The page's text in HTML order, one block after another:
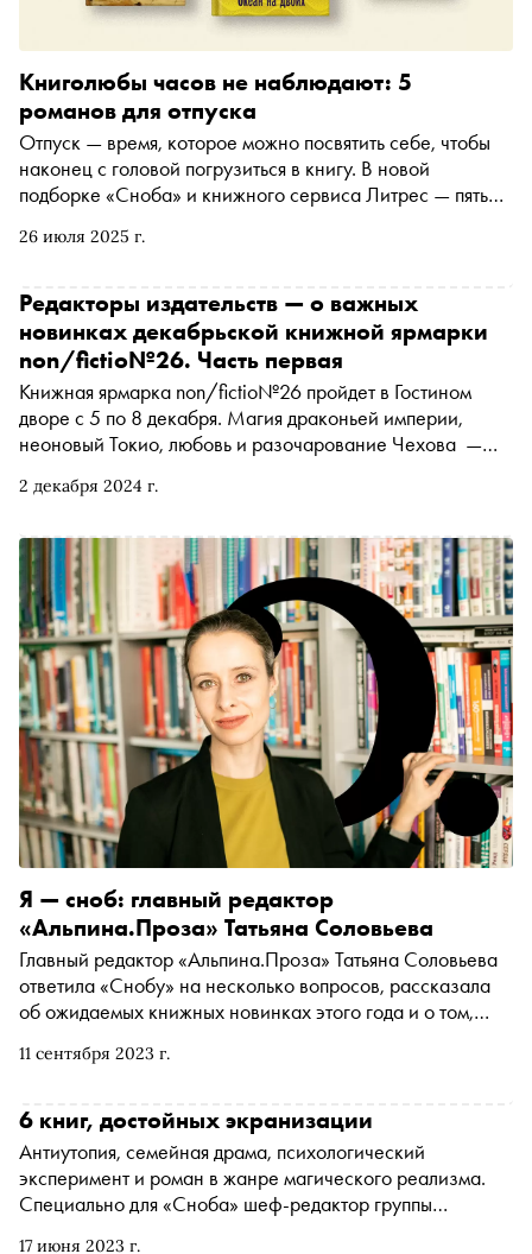
26 июля 2025 г.
Книголюбы часов не наблюдают: 5
романов для отпуска
Отпуск — время, которое можно посвятить себе, чтобы
наконец с головой погрузиться в книгу. В новой
подборке «Сноба» и книжного сервиса Литрес — пять
2 декабря 2024 г.
Редакторы издательств — о важных
новинках декабрьской книжной ярмарки
non/fictio№26. Часть первая
Книжная ярмарка non/fictio№26 пройдет в Гостином
дворе с 5 по 8 декабря. Магия драконьей империи,
неоновый Токио, любовь и разочарование Чехова —
российских издательств рассказать о ключевых
11 сентября 2023 г.
Я — сноб: главный редактор
«Альпина.Проза» Татьяна Соловьева
Главный редактор «Альпина.Проза» Татьяна Соловьева
ответила «Снобу» на несколько вопросов, рассказала
об ожидаемых книжных новинках этого года и о том,
17 июня 2023 г.
6 книг, достойных экранизации
Антиутопия, семейная драма, психологический
эксперимент и роман в жанре магического реализма.
Специально для «Сноба» шеф-редактор группы